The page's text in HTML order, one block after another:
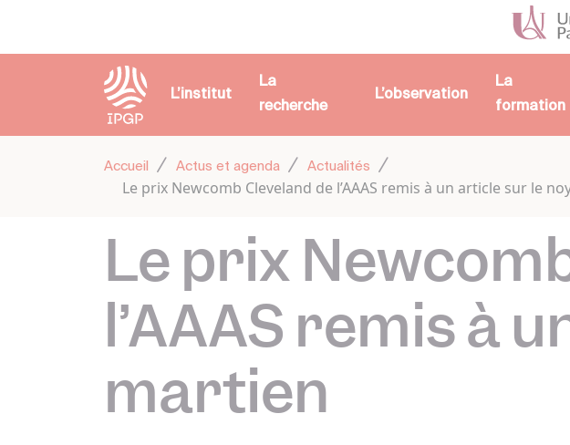
L’institut
La
recherche
L’observation
La
formation
Accueil Actus et agenda Actualités
Le prix Newcomb Cleveland de l’AAAS remis à un article sur le
Le prix
l’AAAS remis à
martien